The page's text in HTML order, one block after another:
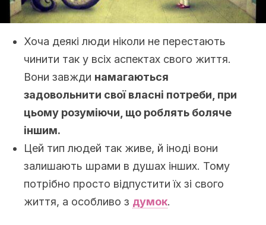
Хоча деякі люди ніколи не перестають
чинити так у всіх аспектах свого життя.
Вони завжди намагаються
задовольнити свої власні потреби, при
цьому розуміючи, що роблять боляче
іншим.
Цей тип людей так живе, й іноді вони
залишають шрами в душах інших. Тому
потрібно просто відпустити їх зі свого
життя, а особливо з думок.